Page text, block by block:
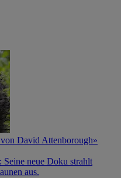
David Attenborough»
neue Doku strahlt
aus.